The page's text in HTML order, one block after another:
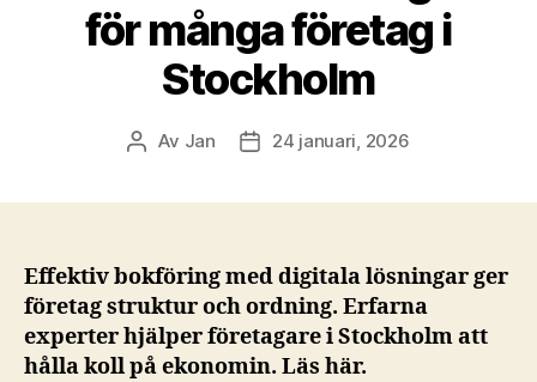
för många företag i
Stockholm
Inläggsförfattare
Av Jan Inläggsdatum
24 januari, 2026
Effektiv bokföring med digitala lösningar ger
företag struktur och ordning. Erfarna
experter hjälper företagare i Stockholm att
hålla koll på ekonomin. Läs här.